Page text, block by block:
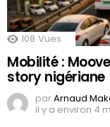
108 Vues
Mobilité :
story nigériane
parArnaud
il y a environ 4